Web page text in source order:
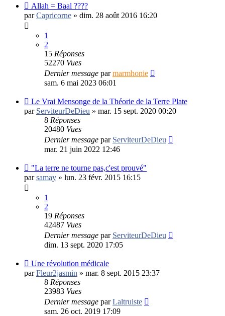
Allah = Baal ????
parCapricorne » dim. 28 août 2016 16:20
1
2
15 Réponses
52270 Vues
Dernier message parmarmhonie
sam. 6 mai 2023 06:01
Le Vrai Mensonge de la Théorie de la Terre Plate
par ServiteurDeDieu » mar. 15 sept. 2020 00:20
8 Réponses
20480 Vues
Dernier message par ServiteurDeDieu
mar. 21 juin 2022 12:46
"La terre ne tourne pas,c'est prouvé"
parsamay » lun. 23 févr. 2015 16:15
1
2
19 Réponses
42487 Vues
Dernier message par ServiteurDeDieu
dim. 13 sept. 2020 17:05
Une révolution médicale
parFleur2jasmin » mar. 8 sept. 2015 23:37
8 Réponses
23983 Vues
Dernier message parLaltruiste
sam. 26 oct. 2019 17:09